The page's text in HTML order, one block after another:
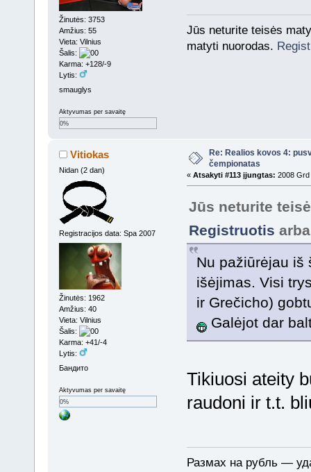
Žinutės: 3753
Amžius: 55
Vieta: Vilnius
Šalis:
Karma: +128/-9
Lytis:
smauglys
Aktyvumas per savaitę
0%
Jūs neturite teisės
matyti nuorodas.
Vitiokas
Nidan (2 dan)
Registracijos data: Spa 2007
Žinutės: 1962
Amžius: 40
Vieta: Vilnius
Šalis:
Karma: +41/-4
Lytis:
Бандито
Aktyvumas per savaitę
0%
Re: Realios kovos 4:
čempionatas
« Atsakyti #113 įjungtas: 2008 Grd
Jūs neturite
Registruotis
Nu pažiūrėjau iš
išėjimas. Visi
ir Grečicho)
Galėjot dar
Tikiuosi ateity
raudoni ir t.t.
Размах на рубль —